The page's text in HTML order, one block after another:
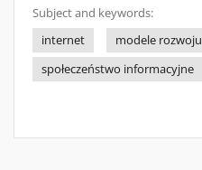
Subject and keywords:
internet
modele rozwoju
społeczeństwo informacyjne